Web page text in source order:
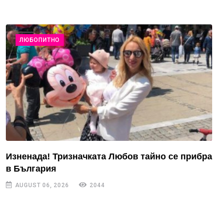
ЛЮБОПИТНО
Изненада! Тризначката Любов тайно се прибра
в България
AUGUST 06, 2026 2044